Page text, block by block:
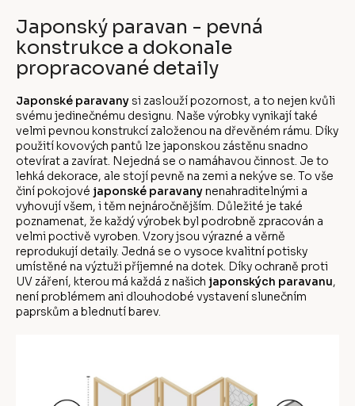
Japonský paravan - pevná
konstrukce a dokonale
propracované detaily
Japonské paravany si zaslouží pozornost, a to nejen kvůli
svému jedinečnému designu. Naše výrobky vynikají také
velmi pevnou konstrukcí založenou na dřevěném rámu. Díky
použití kovových pantů lze japonskou zástěnu snadno
otevírat a zavírat. Nejedná se o namáhavou činnost. Je to
lehká dekorace, ale stojí pevně na zemi a nekýve se. To vše
činí pokojové japonské paravanynenahraditelnými a
vyhovují všem, i těm nejnáročnějším. Důležité je také
poznamenat, že každý výrobek byl podrobně zpracován a
velmi poctivě vyroben. Vzory jsou výrazné a věrně
reprodukují detaily. Jedná se o vysoce kvalitní potisky
umístěné na výztuži příjemné na dotek. Díky ochraně proti
UV záření, kterou má každá z našich japonských paravanu,
není problémem ani dlouhodobé vystavení slunečním
paprskům a blednutí barev.